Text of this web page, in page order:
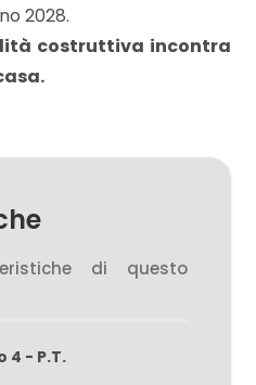
2028.
costruttiva incontra
di questo
4 - P.T.